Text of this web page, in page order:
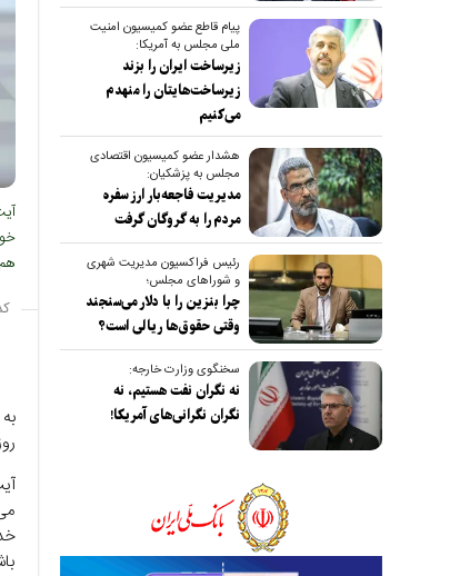
پیام قاطع عضو کمیسیون امنیت
ملی مجلس به آمریکا:
زیرساخت ایران را بزند
زیرساخت‌هایتان را منهدم
می‌کنیم
هشدار عضو کمیسیون اقتصادی
مجلس به پزشکیان:
مدیریت فاجعه‌بار ارز سفره
مردم را به گروگان گرفت
رئیس فراکسیون مدیریت شهری
و شوراهای مجلس؛
چرا بنزین را با دلار می‌سنجند
وقتی حقوق‌ها ریالی است؟
سخنگوی وزارت خارجه:
نه نگران نفت هستیم، نه
نگران نگرانی‌های آمریکا!